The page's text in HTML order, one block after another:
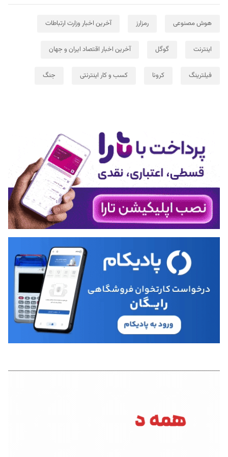
هوش مصنوعی رمزارز آخرین اخبار وزارت ارتباطات
اینترنت گوگل آخرین اخبار اقتصاد ایران و جهان
فیلترینگ کرونا کسب و کار اینترنتی جنگ